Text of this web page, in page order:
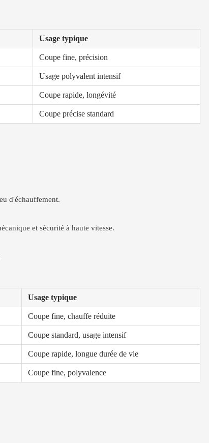
Usage typique
Coupe fine, précision
Usage polyvalent intensif
Coupe rapide, longévité
Coupe précise standard
d'échauffement.
et sécurité à haute vitesse.
Usage typique
Coupe fine, chauffe réduite
Coupe standard, usage intensif
Coupe rapide, longue durée de vie
Coupe fine, polyvalence